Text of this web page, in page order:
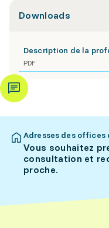
Downloads
Description de la
PDF
Adresses des offices
Vous souhaitez
consultation et
proche.